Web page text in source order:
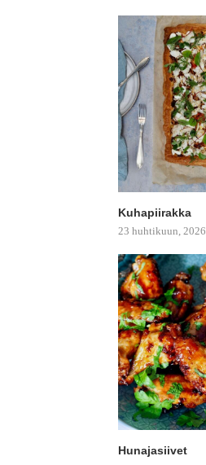
Kuhapiirakka
23 huhtikuun, 2026
Hunajasiivet